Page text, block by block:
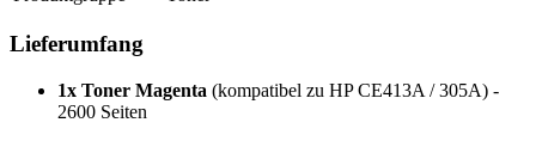
Lieferumfang
1x Toner Magenta (kompatibel zu HP CE413A / 305A) -
2600 Seiten